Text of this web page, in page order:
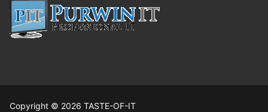
Copyright © 2026 TASTE-OF-IT